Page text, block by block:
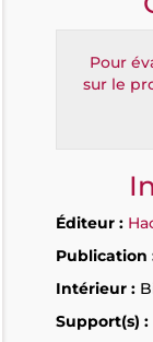
Pour
sur le
Éditeur :
Publication
Intérieur :
Support(s) :